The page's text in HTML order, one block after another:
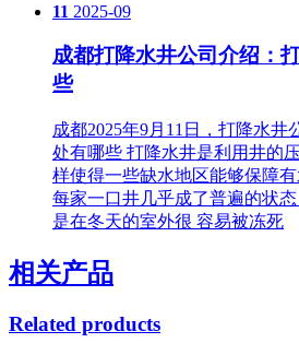
11 2025-09
成都打降水井公司介绍：
些
成都2025年9月11日，打降水
处有哪些 打降水井是利用井的
样使得一些缺水地区能够保障
每家一口井几乎成了普遍的状
是在冬天的室外很 容易被冻死
相关产品
Related products